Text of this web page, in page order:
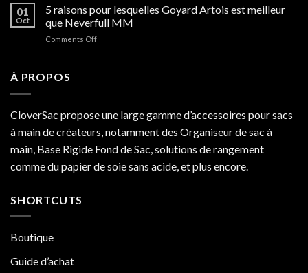
meilleures
alternatives
à
Neverfull
01
Oct
5 raisons pour lesquelles Goyard Artois est meilleur
que Neverfull MM
Comments Offon
est
meilleur
Neverfull
MM
À PROPOS
CloverSac propose une large gamme d’accessoires pour sacs
à main de créateurs, notamment des Organiseur de sac à
main, Base Rigide Fond de Sac, solutions de rangement
comme du papier de soie sans acide, et plus encore.
SHORTCUTS
Boutique
Guide d’achat